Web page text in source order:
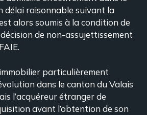
délai raisonnable suivant la
alors soumis à la condition de
décision de non-assujettissement
particulièrement
dans le canton du Valais
l’acquéreur étranger de
avant l’obtention de son